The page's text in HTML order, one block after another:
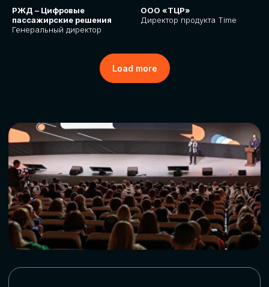
РЖД – Цифровые
пассажирские решения
Генеральный директор
ООО «ТЦР»
Директор продукта Time
Load more